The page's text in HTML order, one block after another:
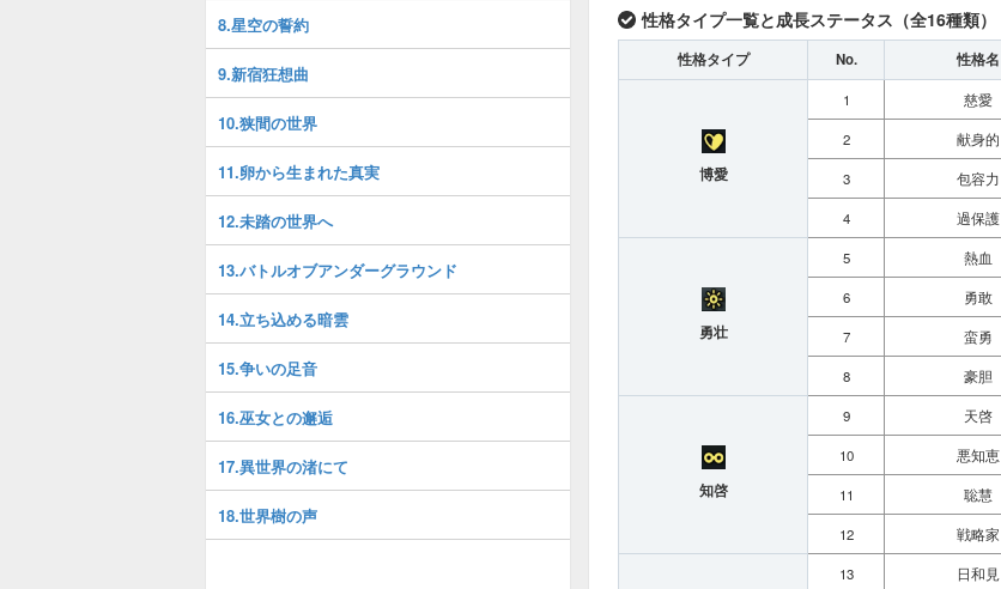
性格タイプ一覧と成長ステータス（全16種類）
性格タイプ No. 性格名
博愛
1 慈愛
2 献身的
3 包容力
4 過保護
勇壮
5 熱血
6 勇敢
7 蛮勇
8 豪胆
知啓
9 天啓
10 悪知恵
11 聡慧
12 戦略家
13 日和見
8.星空の誓約
9.新宿狂想曲
10.狭間の世界
11.卵から生まれた真実
12.未踏の世界へ
13.バトルオブアンダーグラウンド
14.立ち込める暗雲
15.争いの足音
16.巫女との邂逅
17.異世界の渚にて
18.世界樹の声